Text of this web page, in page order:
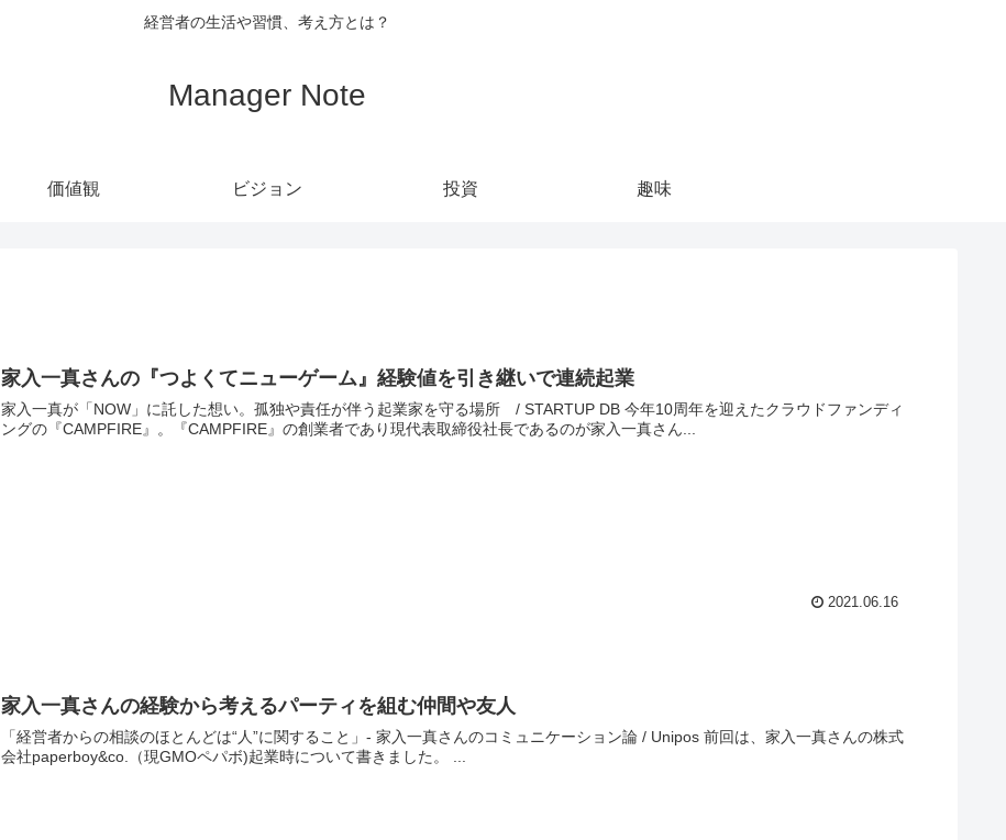
経営者の生活や習慣、考え方とは？
Manager Note
価値観 ビジョン 投資 趣味
家入一真さんの『つよくてニューゲーム』経験値を引き継いで連続起業
家入一真が「NOW」に託した想い。孤独や責任が伴う起業家を守る場所 / STARTUP DB 今年10周年を迎えたクラウドファンディ
ングの『CAMPFIRE』。『CAMPFIRE』の創業者であり現代表取締役社長であるのが家入一真さん...
2021.06.16
家入一真さんの経験から考えるパーティを組む仲間や友人
「経営者からの相談のほとんどは“人”に関すること」- 家入一真さんのコミュニケーション論 / Unipos 前回は、家入一真さんの株式